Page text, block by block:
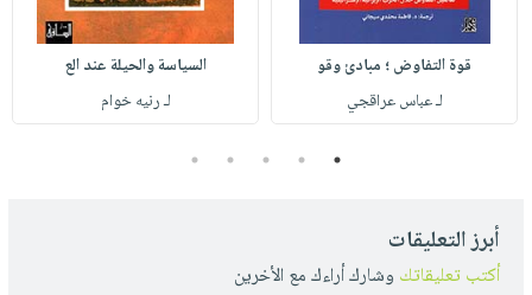
قوة التفاوض ؛ مبادئ وقو
لـ عباس عراقجي
السياسة والحيلة عند الع
لـ رنيه خوام
1
2
3
4
5
أبرز التعليقات
أكتب تعليقاتك وشارك أراءك مع الأخرين